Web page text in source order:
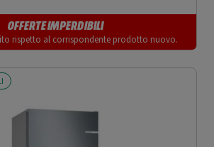
OFFERTE IMPERDIBILI
rispetto al corrispondente prodotto nuovo.